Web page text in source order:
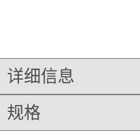
详细信息
规格